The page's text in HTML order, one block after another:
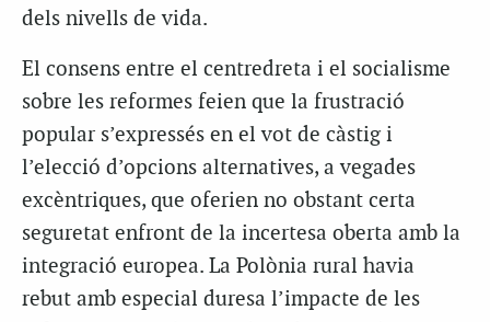
dels nivells de vida.
El consens entre el centredreta i el socialisme
sobre les reformes feien que la frustració
popular s’expressés en el vot de càstig i
l’elecció d’opcions alternatives, a vegades
excèntriques, que oferien no obstant certa
seguretat enfront de la incertesa oberta amb la
integració europea. La Polònia rural havia
rebut amb especial duresa l’impacte de les